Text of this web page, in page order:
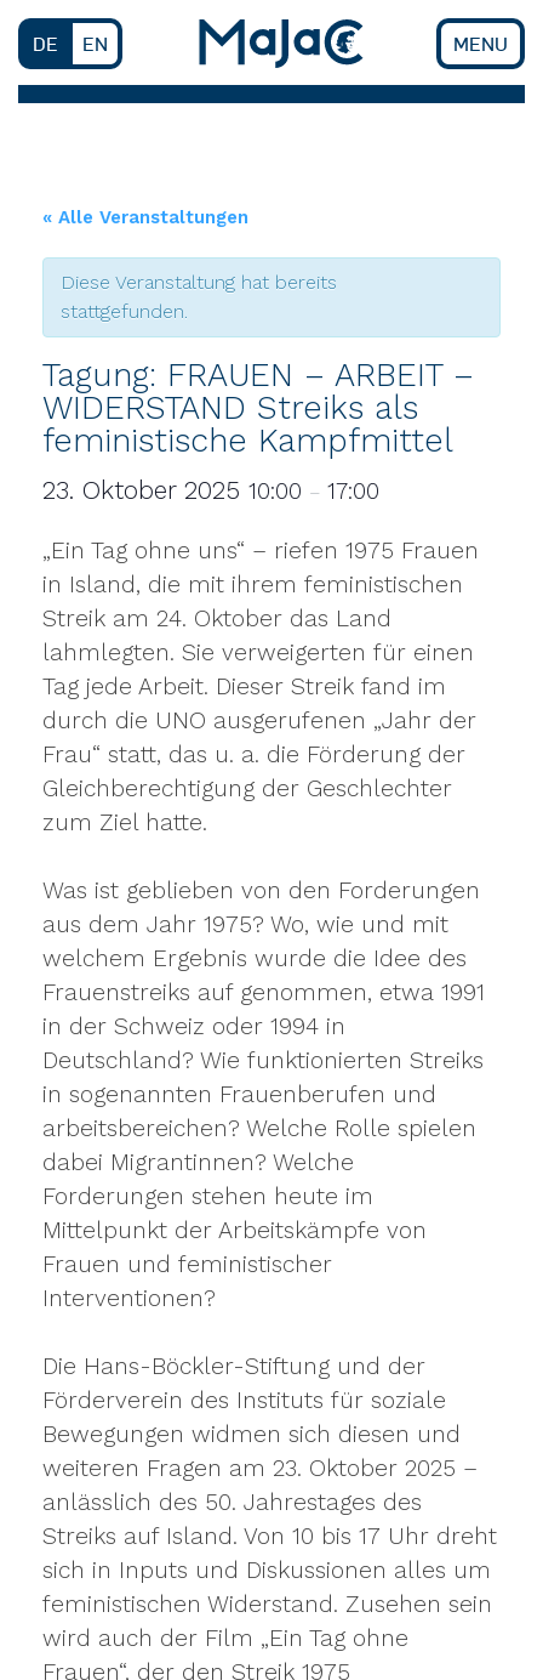
Skip
to
content
DE EN MENU
« Alle Veranstaltungen
Diese Veranstaltung hat bereits
stattgefunden.
Tagung: FRAUEN – ARBEIT –
WIDERSTAND Streiks als
feministische Kampfmittel
23. Oktober 2025 10:00 – 17:00
„Ein Tag ohne uns“ – riefen 1975 Frauen
in Island, die mit ihrem feministischen
Streik am 24. Oktober das Land
lahmlegten. Sie verweigerten für einen
Tag jede Arbeit. Dieser Streik fand im
durch die UNO ausgerufenen „Jahr der
Frau“ statt, das u. a. die Förderung der
Gleichberechtigung der Geschlechter
zum Ziel hatte.
Was ist geblieben von den Forderungen
aus dem Jahr 1975? Wo, wie und mit
welchem Ergebnis wurde die Idee des
Frauenstreiks auf genommen, etwa 1991
in der Schweiz oder 1994 in
Deutschland? Wie funktionierten Streiks
in sogenannten Frauenberufen und
arbeitsbereichen? Welche Rolle spielen
dabei Migrantinnen? Welche
Forderungen stehen heute im
Mittelpunkt der Arbeitskämpfe von
Frauen und feministischer
Interventionen?
Die Hans-Böckler-Stiftung und der
Förderverein des Instituts für soziale
Bewegungen widmen sich diesen und
weiteren Fragen am 23. Oktober 2025 –
anlässlich des 50. Jahrestages des
Streiks auf Island. Von 10 bis 17 Uhr dreht
sich in Inputs und Diskussionen alles um
feministischen Widerstand. Zusehen sein
wird auch der Film „Ein Tag ohne
Frauen“, der den Streik 1975